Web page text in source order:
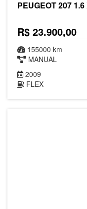
PEUGEOT 207
R$ 23.900,00
155000 km
MANUAL
2009
FLEX